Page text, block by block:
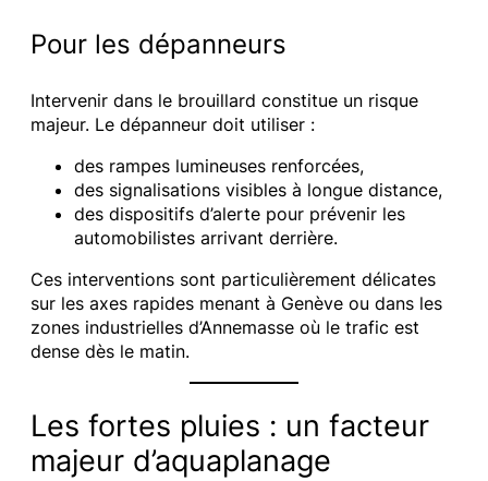
Pour les dépanneurs
Intervenir dans le brouillard constitue un risque
majeur. Le dépanneur doit utiliser :
des rampes lumineuses renforcées,
des signalisations visibles à longue distance,
des dispositifs d’alerte pour prévenir les
automobilistes arrivant derrière.
Ces interventions sont particulièrement délicates
sur les axes rapides menant à Genève ou dans les
zones industrielles d’Annemasse où le trafic est
dense dès le matin.
Les fortes pluies : un facteur
majeur d’aquaplanage